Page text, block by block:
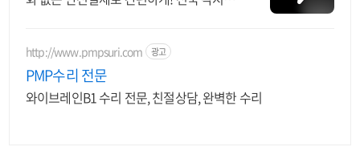
http://www.pmpsuri.com 광고
PMP수리 전문
와이브레인B1 수리 전문, 친절상담, 완벽한 수리